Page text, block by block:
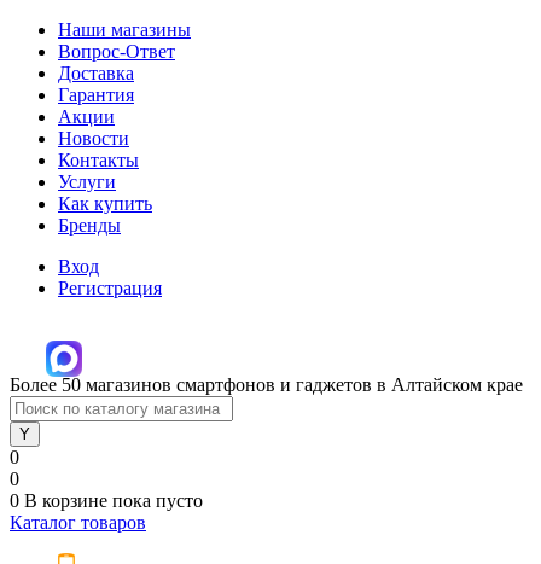
Наши магазины
Вопрос-Ответ
Доставка
Гарантия
Акции
Новости
Контакты
Услуги
Как купить
Бренды
Вход
Регистрация
Более 50 магазинов смартфонов и гаджетов в Алтайском крае
0
0
0 В корзине пока пусто
Каталог товаров